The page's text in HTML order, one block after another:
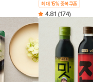
최대 15% 중복쿠폰
4.81 (174)